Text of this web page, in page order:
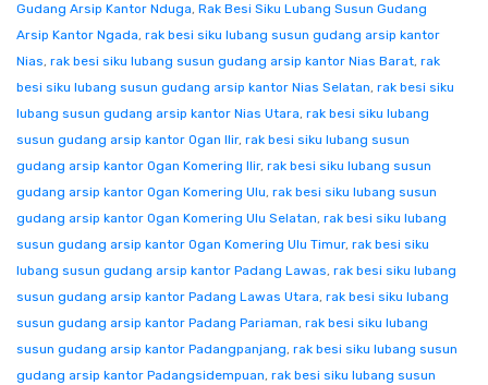
Gudang Arsip Kantor Nduga, Rak Besi Siku Lubang Susun Gudang
Arsip Kantor Ngada, rak besi siku lubang susun gudang arsip kantor
Nias, rak besi siku lubang susun gudang arsip kantor Nias Barat, rak
besi siku lubang susun gudang arsip kantor Nias Selatan, rak besi siku
lubang susun gudang arsip kantor Nias Utara, rak besi siku lubang
susun gudang arsip kantor Ogan Ilir, rak besi siku lubang susun
gudang arsip kantor Ogan Komering Ilir, rak besi siku lubang susun
gudang arsip kantor Ogan Komering Ulu, rak besi siku lubang susun
gudang arsip kantor Ogan Komering Ulu Selatan, rak besi siku lubang
susun gudang arsip kantor Ogan Komering Ulu Timur, rak besi siku
lubang susun gudang arsip kantor Padang Lawas, rak besi siku lubang
susun gudang arsip kantor Padang Lawas Utara, rak besi siku lubang
susun gudang arsip kantor Padang Pariaman, rak besi siku lubang
susun gudang arsip kantor Padangpanjang, rak besi siku lubang susun
gudang arsip kantor Padangsidempuan, rak besi siku lubang susun